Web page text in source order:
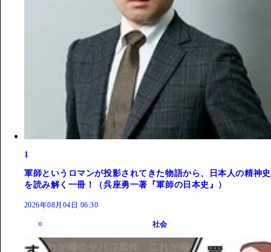
1
軍師というロマンが投影されてきた物語から、日本人の精神史
を読み解く一冊！（呉座勇一著『軍師の日本史』）
2026年08月04日 06:30
社会